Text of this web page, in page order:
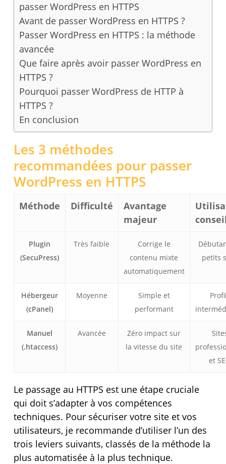
passer WordPress en HTTPS
Avant de passer WordPress en HTTPS ?
Passer WordPress en HTTPS : la méthode
avancée
Que faire après avoir passer WordPress en
HTTPS ?
Pourquoi passer WordPress de HTTP à
HTTPS ?
En conclusion
Les 3 méthodes
recommandées pour passer
WordPress en HTTPS
Méthode Difficulté
Avantage
majeur
Plugin
(SecuPress)
Très faible
Corrige le
contenu mixte
automatiquement
petits
Hébergeur
(cPanel)
Moyenne
Simple et
performant
Manuel
(.htaccess)
Avancée
Zéro impact sur
la vitesse du site
et
Le passage au HTTPS est une étape cruciale
qui doit s’adapter à vos compétences
techniques. Pour sécuriser votre site et vos
utilisateurs, je recommande d’utiliser l’un des
trois leviers suivants, classés de la méthode la
plus automatisée à la plus technique.